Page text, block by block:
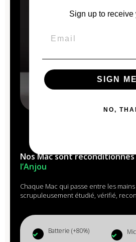
Nos Mac sont
l’Anjou
Chaque Mac qui passe entre les
scrupuleusement étudié, vérifié,
Batterie (+80%)
Sign up to receive
SIGN
NO,